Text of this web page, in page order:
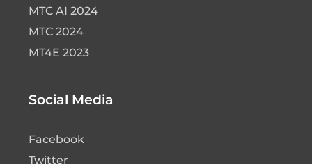
MTC AI 2024
MTC 2024
MT4E 2023
Social Media
Facebook
Twitter